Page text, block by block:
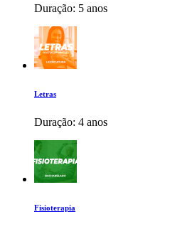
Duração: 5 anos
Letras
Duração: 4 anos
Fisioterapia